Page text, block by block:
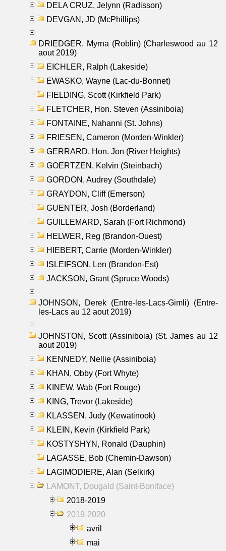
DELA CRUZ, Jelynn (Radisson)
DEVGAN, JD (McPhillips)
DRIEDGER, Myrna (Roblin) (Charleswood au 12
aout 2019)
EICHLER, Ralph (Lakeside)
EWASKO, Wayne (Lac-du-Bonnet)
FIELDING, Scott (Kirkfield Park)
FLETCHER, Hon. Steven (Assiniboia)
FONTAINE, Nahanni (St. Johns)
FRIESEN, Cameron (Morden-Winkler)
GERRARD, Hon. Jon (River Heights)
GOERTZEN, Kelvin (Steinbach)
GORDON, Audrey (Southdale)
GRAYDON, Cliff (Emerson)
GUENTER, Josh (Borderland)
GUILLEMARD, Sarah (Fort Richmond)
HELWER, Reg (Brandon-Ouest)
HIEBERT, Carrie (Morden-Winkler)
ISLEIFSON, Len (Brandon-Est)
JACKSON, Grant (Spruce Woods)
JOHNSON, Derek (Entre-les-Lacs-Gimli) (Entre-
les-Lacs au 12 aout 2019)
JOHNSTON, Scott (Assiniboia) (St. James au 12
aout 2019)
KENNEDY, Nellie (Assiniboia)
KHAN, Obby (Fort Whyte)
KINEW, Wab (Fort Rouge)
KING, Trevor (Lakeside)
KLASSEN, Judy (Kewatinook)
KLEIN, Kevin (Kirkfield Park)
KOSTYSHYN, Ronald (Dauphin)
LAGASSE, Bob (Chemin-Dawson)
LAGIMODIERE, Alan (Selkirk)
LAMONT, Dougald (Saint-Boniface)
2018-2019
2019-2020
avril
mai